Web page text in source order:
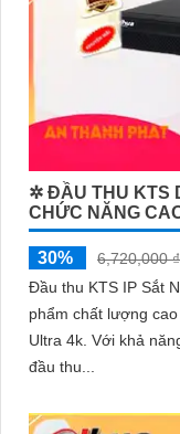
✲ ĐẦU THU KTS
CHỨC NĂNG
30%
6,720,000 ₫
Đầu thu KTS IP Sắt
phẩm chất lượng
Ultra 4k. Với khả năng sử dụng cho các dự án chuyên dụng,
đầu thu...